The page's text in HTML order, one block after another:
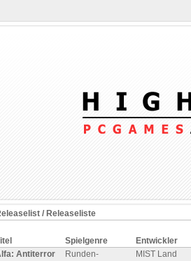
/ Releaseliste
Spielgenre
Entwickler
Antiterror
Runden-
MIST Land